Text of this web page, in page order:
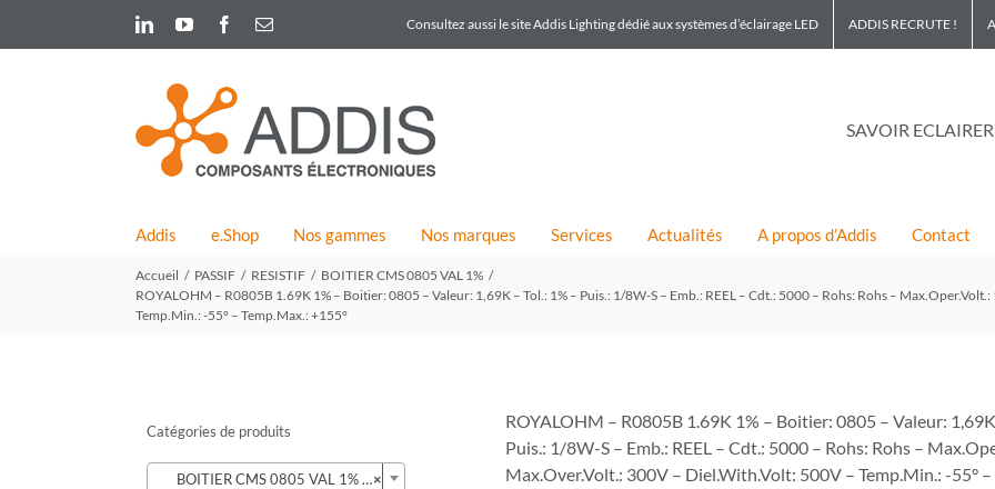
content
LinkedInYouTubeFacebook
Email Consultez aussi le site Addis Lighting dédié aux systèmes d’éclairage LED ADDIS RECRUTE !
SAVOIR
Addis e.Shop Nos gammes Nos marques Services Actualités A propos d’Addis Contact
Accueil PASSIF RESISTIF
BOITIER CMS 0805 VAL 1%
ROYALOHM – R0805B 1.69K 1% – Boitier: 0805 – Valeur: 1,69K – Tol.: 1% – Puis.: 1/8W-S – Emb.: REEL – Cdt.: 5000 – Rohs: Rohs –
Temp.Min.: -55° – Temp.Max.: +155°
ROYALOHM – R0805B 1.69K 1% – Boitier: 0805 – Valeur:
Puis.: 1/8W-S – Emb.: REEL – Cdt.: 5000 – Rohs: Rohs –
Max.Over.Volt.: 300V – Diel.With.Volt: 500V – Temp.Min.: -55° –
Catégories de produits
×
BOITIER CMS 0805 VAL 1% (424)